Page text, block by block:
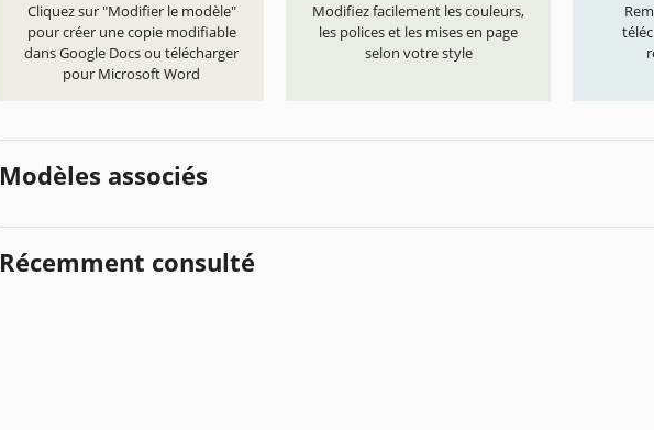
Cliquez sur "Modifier le modèle"
pour créer une copie modifiable
dans Google Docs ou télécharger
pour Microsoft Word
Modifiez facilement les couleurs,
les polices et les mises en page
selon votre style
Modèles associés
Récemment consulté